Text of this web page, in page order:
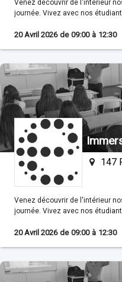
Venez découvrir de l'intérieur
journée. Vivez avec nos étudiants leur quotidien en cours pour vous
20 Avril 2026 de 09:00 à 12:30
147
Venez découvrir de l'intérieur
journée. Vivez avec nos étudiants leur quotidien en cours pour vous
20 Avril 2026 de 09:00 à 12:30